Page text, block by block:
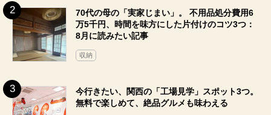
70代の母の「実家じまい」。 不用品処分費用6
万5千円、時間を味方にした片付けのコツ3つ：
8月に読みたい記事
収納
今行きたい、関西の「工場見学」スポット3つ。
無料で楽しめて、絶品グルメも味わえる